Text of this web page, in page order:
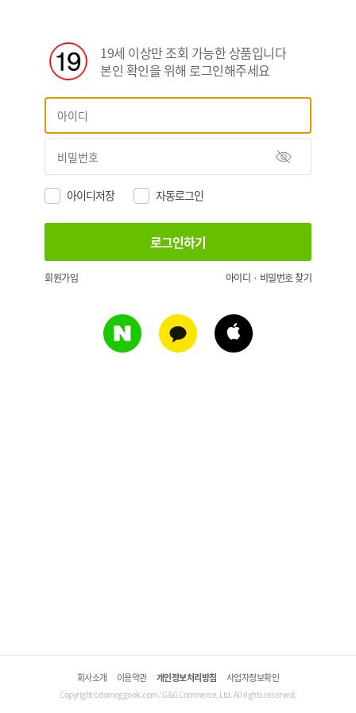
19세 이상만 조회 가능한 상품입니다
본인 확인을 위해 로그인해주세요
아이디저장 자동로그인
회원가입 아이디 · 비밀번호 찾기
회사소개 이용약관 개인정보처리방침 사업자정보확인
Copyright©domeggook.com / G&G Commerce, Ltd. All rights reserved.